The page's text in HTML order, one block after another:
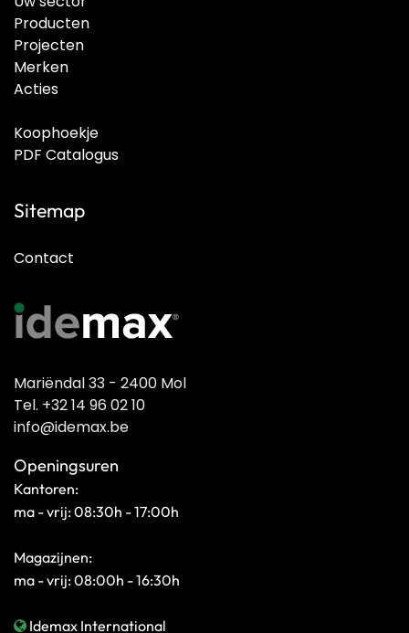
Producten
Projecten
Merken
Acties
Koophoekje
PDF Catalogus
Sitemap
Contact
Mariëndal 33 - 2400 Mol
Tel. +32 14 96 02 10
info@idemax.be
Openingsuren
Kantoren:
ma - vrij: 08:30h - 17:00h
Magazijnen:
ma - vrij: 08:00h - 16:30h
Idemax International